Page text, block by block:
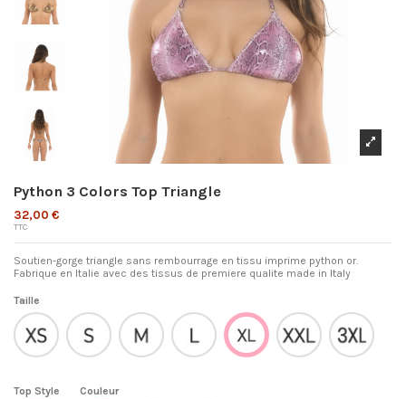
Python 3 Colors Top Triangle
32,00 €
TTC
Soutien-gorge triangle sans rembourrage en tissu imprime python or.
Fabrique en Italie avec des tissus de premiere qualite made in Italy
Taille
XL XXL 3XL
Top Style
Couleur